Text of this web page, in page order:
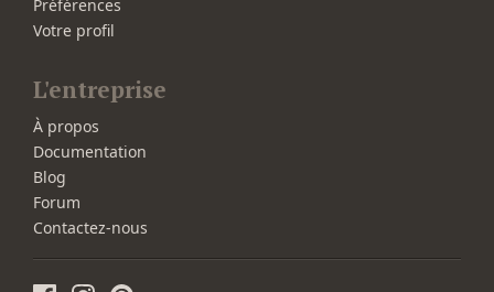
Préférences
Votre profil
L'entreprise
À propos
Documentation
Blog
Forum
Contactez-nous